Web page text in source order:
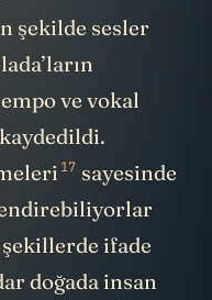
şekilde sesler
ve vokal
17 sayesinde
ifade
doğada insan